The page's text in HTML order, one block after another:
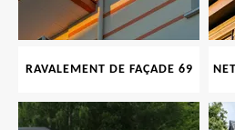
RAVALEMENT DE FAÇADE 69